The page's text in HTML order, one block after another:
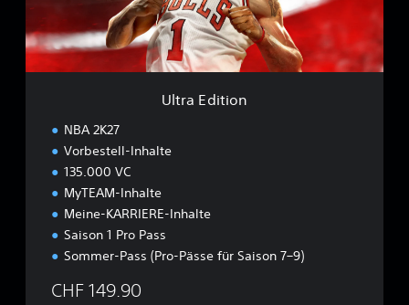
i
o
n
Ultra Edition
NBA 2K27
Vorbestell-Inhalte
135.000 VC
MyTEAM-Inhalte
Meine-KARRIERE-Inhalte
Saison 1 Pro Pass
Sommer-Pass (Pro-Pässe für Saison 7–9)
CHF 149.90